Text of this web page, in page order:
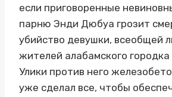
если приговоренные
парню Энди Дюбуа грозит
убийство девушки, всеобщей
жителей алабамского городка
Улики против него
уже сделал все, чтобы